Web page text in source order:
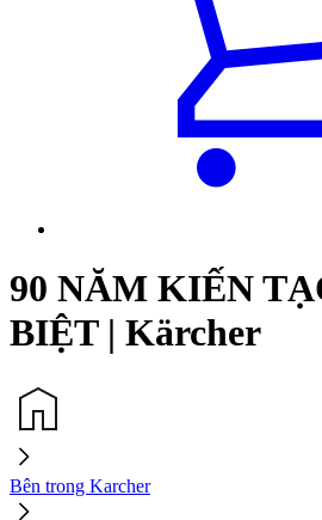
90 NĂM KIẾN
BIỆT | Kärcher
Bên trong Karcher